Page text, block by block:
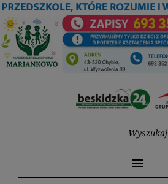
Przejdź
do
treści
menu